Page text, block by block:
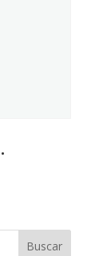
Buscar